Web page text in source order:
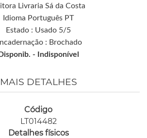
Livraria Sá da Costa
Idioma Português PT
Estado : Usado 5/5
: Brochado
Disponib. -
Indisponível
MAIS DETALHES
Código
LT014482
Detalhes físicos